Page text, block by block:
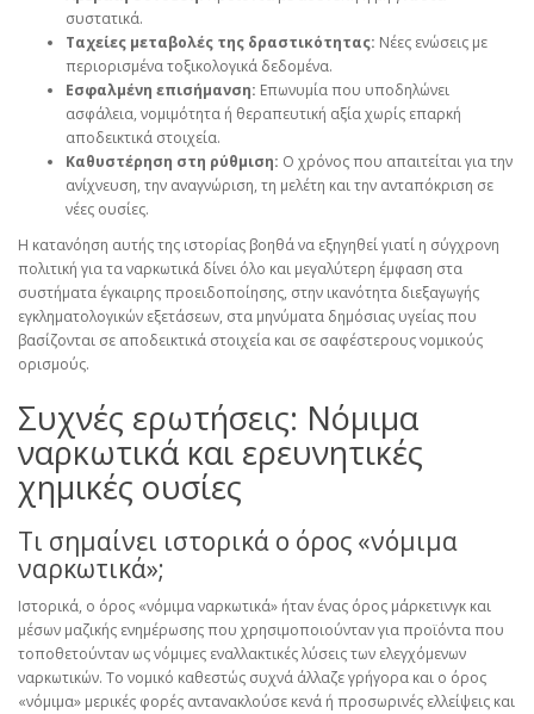
συστατικά.
Ταχείες μεταβολές της δραστικότητας: Νέες ενώσεις με
περιορισμένα τοξικολογικά δεδομένα.
Εσφαλμένη επισήμανση: Επωνυμία που υποδηλώνει
ασφάλεια, νομιμότητα ή θεραπευτική αξία χωρίς επαρκή
αποδεικτικά στοιχεία.
Καθυστέρηση στη ρύθμιση: Ο χρόνος που απαιτείται για την
ανίχνευση, την αναγνώριση, τη μελέτη και την ανταπόκριση σε
νέες ουσίες.
Η κατανόηση αυτής της ιστορίας βοηθά να εξηγηθεί γιατί η σύγχρονη
πολιτική για τα ναρκωτικά δίνει όλο και μεγαλύτερη έμφαση στα
συστήματα έγκαιρης προειδοποίησης, στην ικανότητα διεξαγωγής
εγκληματολογικών εξετάσεων, στα μηνύματα δημόσιας υγείας που
βασίζονται σε αποδεικτικά στοιχεία και σε σαφέστερους νομικούς
ορισμούς.
Συχνές ερωτήσεις: Νόμιμα
ναρκωτικά και ερευνητικές
χημικές ουσίες
Τι σημαίνει ιστορικά ο όρος «νόμιμα
ναρκωτικά»;
Ιστορικά, ο όρος «νόμιμα ναρκωτικά» ήταν ένας όρος μάρκετινγκ και
μέσων μαζικής ενημέρωσης που χρησιμοποιούνταν για προϊόντα που
τοποθετούνταν ως νόμιμες εναλλακτικές λύσεις των ελεγχόμενων
ναρκωτικών. Το νομικό καθεστώς συχνά άλλαζε γρήγορα και ο όρος
«νόμιμα» μερικές φορές αντανακλούσε κενά ή προσωρινές ελλείψεις και